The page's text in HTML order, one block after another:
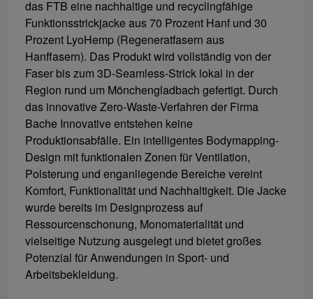
das FTB eine nachhaltige und recyclingfähige
Funktionsstrickjacke aus 70 Prozent Hanf und 30
Prozent LyoHemp (Regeneratfasern aus
Hanffasern). Das Produkt wird vollständig von der
Faser bis zum 3D-Seamless-Strick lokal in der
Region rund um Mönchengladbach gefertigt. Durch
das innovative Zero-Waste-Verfahren der Firma
Bache Innovative entstehen keine
Produktionsabfälle. Ein intelligentes Bodymapping-
Design mit funktionalen Zonen für Ventilation,
Polsterung und enganliegende Bereiche vereint
Komfort, Funktionalität und Nachhaltigkeit. Die Jacke
wurde bereits im Designprozess auf
Ressourcenschonung, Monomaterialität und
vielseitige Nutzung ausgelegt und bietet großes
Potenzial für Anwendungen in Sport- und
Arbeitsbekleidung.